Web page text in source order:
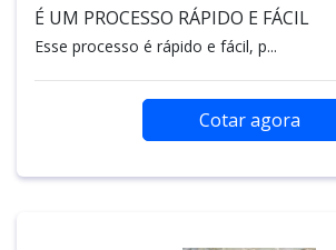
É UM PROCESSO RÁPIDO E FÁCIL
Esse processo é rápido e fácil, p...
Cotar agora